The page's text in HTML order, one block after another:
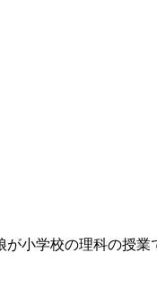
小学校の理科の授